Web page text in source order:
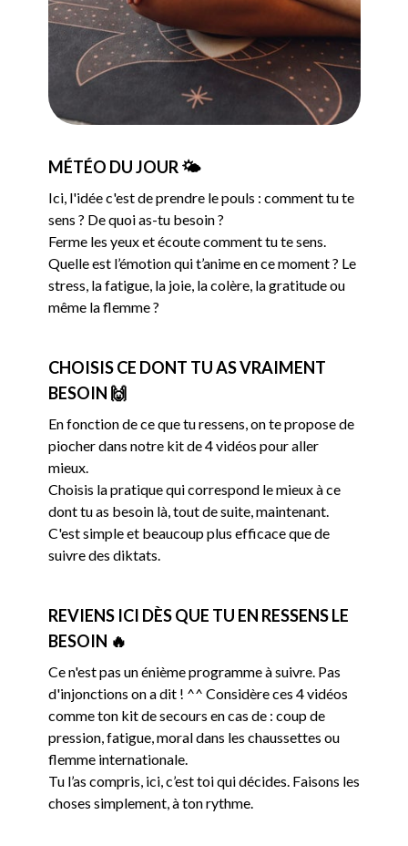
MÉTÉO DU JOUR 🌤️
Ici, l'idée c'est de prendre le pouls : comment tu te
sens ? De quoi as-tu besoin ?
Ferme les yeux et écoute comment tu te sens.
Quelle est l’émotion qui t’anime en ce moment ? Le
stress, la fatigue, la joie, la colère, la gratitude ou
même la flemme ?
CHOISIS CE DONT TU AS VRAIMENT
BESOIN 🙌
En fonction de ce que tu ressens, on te propose de
piocher dans notre kit de 4 vidéos pour aller
mieux.
Choisis la pratique qui correspond le mieux à ce
dont tu as besoin là, tout de suite, maintenant.
C'est simple et beaucoup plus efficace que de
suivre des diktats.
REVIENS ICI DÈS QUE TU EN RESSENS LE
BESOIN 🔥
Ce n'est pas un énième programme à suivre. Pas
d'injonctions on a dit ! ^^ Considère ces 4 vidéos
comme ton kit de secours en cas de : coup de
pression, fatigue, moral dans les chaussettes ou
flemme internationale.
Tu l’as compris, ici, c’est toi qui décides. Faisons les
choses simplement, à ton rythme.